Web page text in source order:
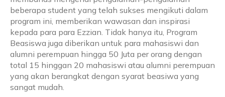
beberapa student yang telah sukses mengikuti dalam
program ini, memberikan wawasan dan inspirasi
kepada para para Ezzian. Tidak hanya itu, Program
Beasiswa juga diberikan untuk para mahasiswi dan
alumni perempuan hingga 50 Juta per orang dengan
total 15 hinggan 20 mahasiswi atau alumni perempuan
yang akan berangkat dengan syarat beasiwa yang
sangat mudah.